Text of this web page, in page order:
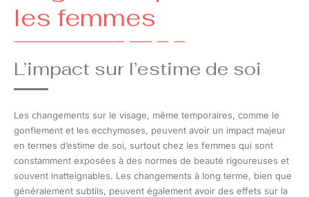
les femmes
L’impact sur l’estime de soi
Les changements sur le visage, même temporaires, comme le
gonflement et les ecchymoses, peuvent avoir un impact majeur
en termes d’estime de soi, surtout chez les femmes qui sont
constamment exposées à des normes de beauté rigoureuses et
souvent inatteignables. Les changements à long terme, bien que
généralement subtils, peuvent également avoir des effets sur la